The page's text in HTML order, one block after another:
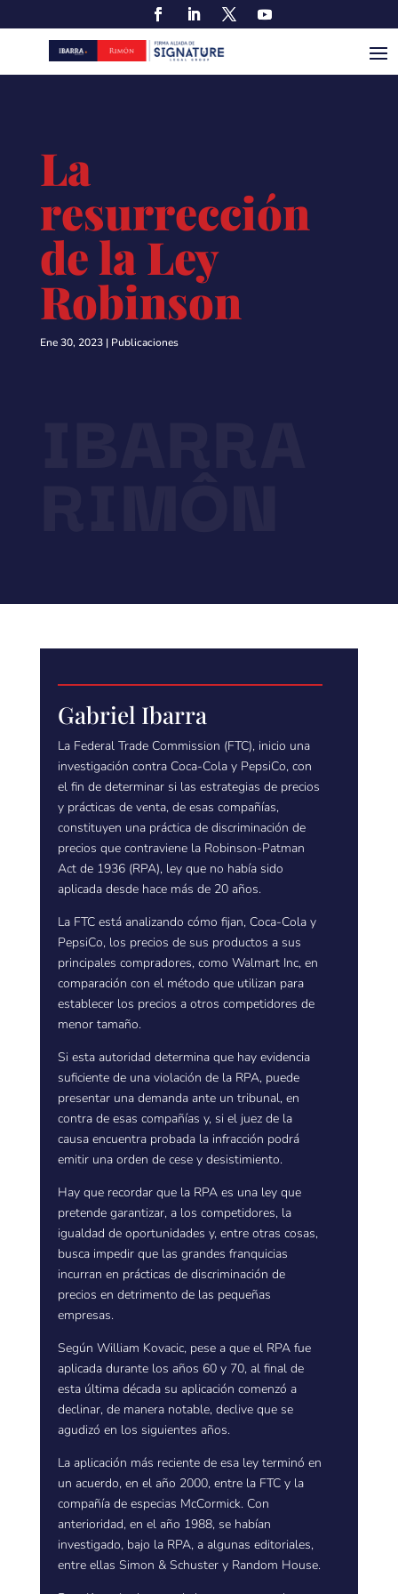
La
resurrección
de la Ley
Robinson
Ene 30, 2023| Publicaciones
Gabriel Ibarra
La Federal Trade Commission (FTC), inicio una
investigación contra Coca-Cola y PepsiCo, con
el fin de determinar si las estrategias de precios
y prácticas de venta, de esas compañías,
constituyen una práctica de discriminación de
precios que contraviene la Robinson-Patman
Act de 1936 (RPA), ley que no había sido
aplicada desde hace más de 20 años.
La FTC está analizando cómo fijan, Coca-Cola y
PepsiCo, los precios de sus productos a sus
principales compradores, como Walmart Inc, en
comparación con el método que utilizan para
establecer los precios a otros competidores de
menor tamaño.
Si esta autoridad determina que hay evidencia
suficiente de una violación de la RPA, puede
presentar una demanda ante un tribunal, en
contra de esas compañías y, si el juez de la
causa encuentra probada la infracción podrá
emitir una orden de cese y desistimiento.
Hay que recordar que la RPA es una ley que
pretende garantizar, a los competidores, la
igualdad de oportunidades y, entre otras cosas,
busca impedir que las grandes franquicias
incurran en prácticas de discriminación de
precios en detrimento de las pequeñas
empresas.
Según William Kovacic, pese a que el RPA fue
aplicada durante los años 60 y 70, al final de
esta última década su aplicación comenzó a
declinar, de manera notable, declive que se
agudizó en los siguientes años.
La aplicación más reciente de esa ley terminó en
un acuerdo, en el año 2000, entre la FTC y la
compañía de especias McCormick. Con
anterioridad, en el año 1988, se habían
investigado, bajo la RPA, a algunas editoriales,
entre ellas Simon & Schuster y Random House.